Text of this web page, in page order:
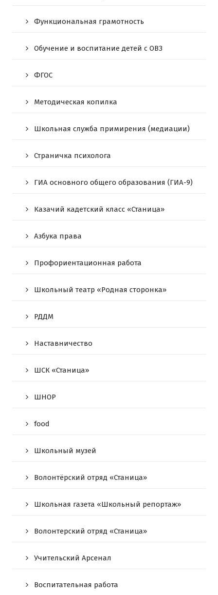
Функциональная грамотность
Обучение и воспитание детей с ОВЗ
ФГОС
Методическая копилка
Школьная служба примирения (медиации)
Страничка психолога
ГИА основного общего образования (ГИА-9)
Казачий кадетский класс «Станица»
Азбука права
Профориентационная работа
Школьный театр «Родная сторонка»
РДДМ
Наставничество
ШСК «Станица»
ШНОР
food
Школьный музей
Волонтёрский отряд «Станица»
Школьная газета «Школьный репортаж»
Волонтерский отряд «Станица»
Учительский Арсенал
Воспитательная работа